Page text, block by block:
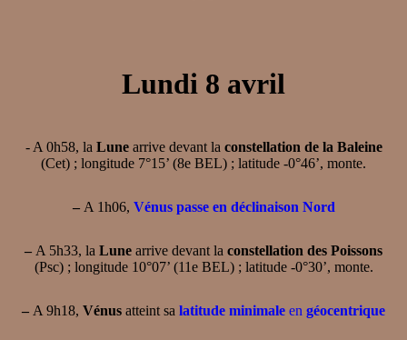
Lundi 8 avril
- A 0h58, la Lunearrive devant la constellation de la Baleine
(Cet) ; longitude 7°15’ (8e BEL) ; latitude -0°46’, monte.
–A 1h06, Vénus passe en déclinaison Nord
– A 5h33, la Lune arrive devant la constellation des Poissons
(Psc) ; longitude 10°07’ (11e BEL) ; latitude -0°30’, monte.
– A 9h18, Vénus atteint sa latitude minimale en géocentrique